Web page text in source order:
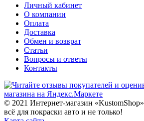
Личный кабинет
О компании
Оплата
Доставка
Обмен и возврат
Статьи
Вопросы и ответы
Контакты
© 2021 Интернет-магазин «KustomShop»
всё для покраски авто и не только!